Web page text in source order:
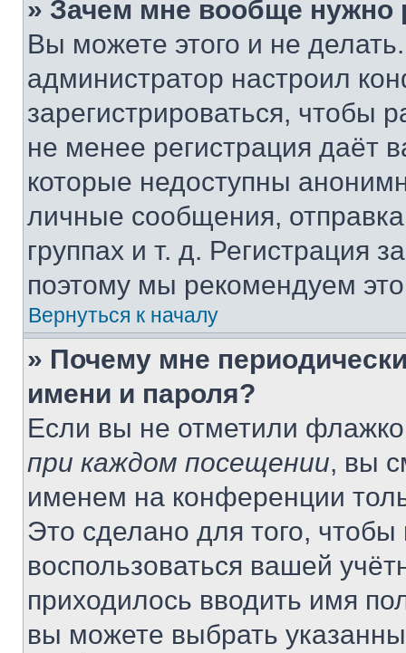
» Зачем мне вообще нужно
Вы можете этого и не
администратор настроил
зарегистрироваться, чтобы
не менее регистрация даёт
которые недоступны
личные сообщения,
группах и т. д. Регистрация
поэтому мы рекомендуем
Вернуться к началу
» Почему мне
имени и пароля?
Если вы не отметили
при каждом посещении, вы
именем на конференции
Это сделано для того, чтобы
воспользоваться вашей
приходилось вводить имя
вы можете выбрать